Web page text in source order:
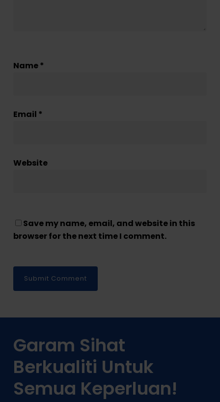
Name *
Email *
Website
Save my name, email, and website in this
browser for the next time I comment.
Garam Sihat
Berkualiti Untuk
Semua Keperluan!